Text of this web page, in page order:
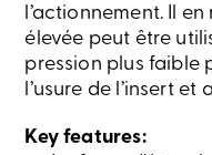
l’actionnement. Il en
élevée peut être
pression plus faible
l’usure de l’insert
Key features: